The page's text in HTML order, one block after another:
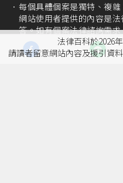
每個具體個案是獨特、複
網站使用者提供的內容是
答。如有個案法律諮詢需
網站瀏覽
法律百科於2026
請讀者留意網站內容及援引資